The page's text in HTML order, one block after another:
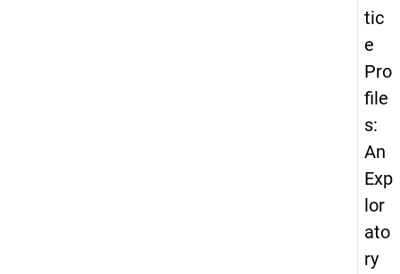
tic
e
Pro
file
s:
An
Exp
lor
ato
ry